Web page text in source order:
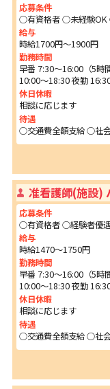
応募条件
○有資格者 ○未経験OK
給与
時給1700円～1900円
勤務時間
早番 7:30～16:00（5時
10:00～18:30 夜勤
休日休暇
相談に応じます
待遇
○交通費全額支給 ○社
准看護師(施設)
応募条件
○有資格者 ○経験者優
給与
時給1470～1750円
勤務時間
早番 7:30～16:00（5時
10:00～18:30 夜勤
休日休暇
相談に応じます
待遇
○交通費全額支給 ○社